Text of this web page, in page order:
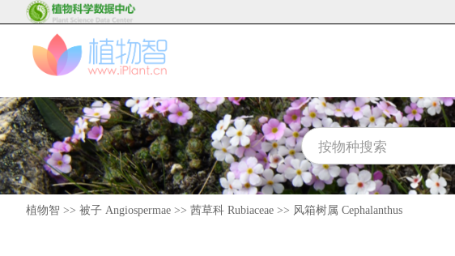
植物智 >> 被子 Angiospermae >> 茜草科 Rubiaceae >> 风箱树属 Cephalanthus